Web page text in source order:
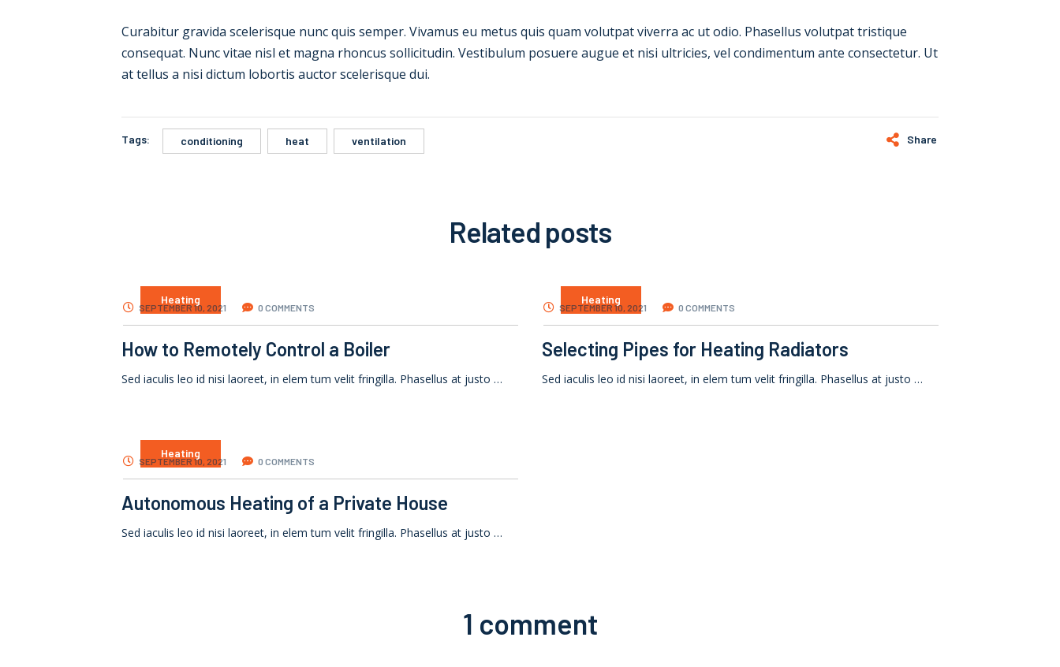
Curabitur gravida scelerisque nunc quis semper. Vivamus eu metus quis quam volutpat viverra ac ut odio. Phasellus volutpat tristique
consequat. Nunc vitae nisl et magna rhoncus sollicitudin. Vestibulum posuere augue et nisi ultricies, vel condimentum ante consectetur. Ut
at tellus a nisi dictum lobortis auctor scelerisque dui.
Tags: conditioning heat ventilation Share
Related posts
Heating
SEPTEMBER 10, 2021 0 COMMENTS
How to Remotely Control a Boiler
Sed iaculis leo id nisi laoreet, in elem tum velit fringilla. Phasellus at justo …
Heating
SEPTEMBER 10, 2021 0 COMMENTS
Selecting Pipes for Heating Radiators
Sed iaculis leo id nisi laoreet, in elem tum velit fringilla. Phasellus at justo …
Heating
SEPTEMBER 10, 2021 0 COMMENTS
Autonomous Heating of a Private House
Sed iaculis leo id nisi laoreet, in elem tum velit fringilla. Phasellus at justo …
1 comment